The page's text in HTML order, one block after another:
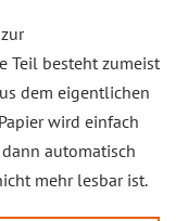
Teil besteht zumeist
dem eigentlichen
wird einfach
automatisch
mehr lesbar ist.